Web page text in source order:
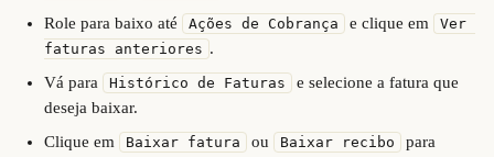
Role para baixo até
Ações de Cobrança e clique em
Ver
faturas anteriores .
Vá para
Histórico de Faturas
e selecione a fatura que
deseja baixar.
Clique em
Baixar fatura ou Baixar recibo
para